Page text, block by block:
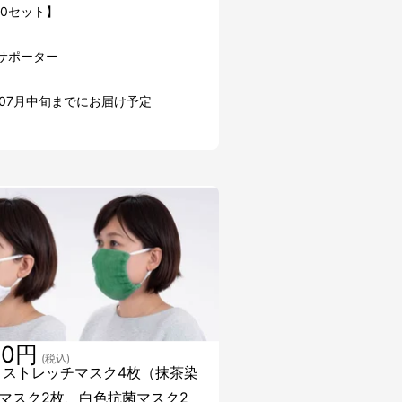
セット】
ポーター
月中旬までにお届け予定
トレッチマスク4枚（抹茶染
スク2枚、白色抗菌マスク2
円 (税込)